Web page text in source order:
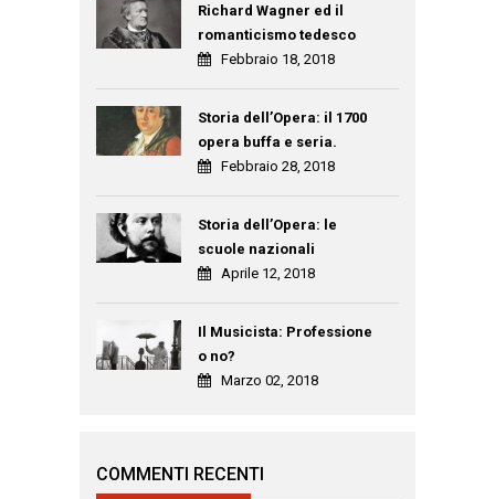
Richard Wagner ed il
romanticismo tedesco
Febbraio 18, 2018
Storia dell’Opera: il 1700
opera buffa e seria.
Febbraio 28, 2018
Storia dell’Opera: le
scuole nazionali
Aprile 12, 2018
Il Musicista: Professione
o no?
Marzo 02, 2018
COMMENTI RECENTI